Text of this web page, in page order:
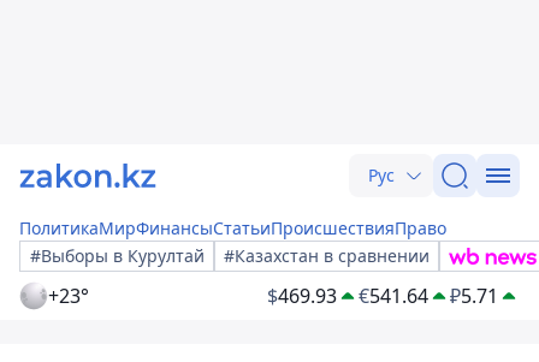
Рус
ПолитикаМирФинансыСтатьиПроисшествияПраво
#Выборы в Курултай
#Казахстан в сравнении
+23° $469.93 €541.64 ₽5.71